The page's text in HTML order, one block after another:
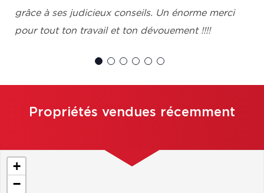
grâce à ses judicieux conseils. Un énorme merci
pour tout ton travail et ton dévouement !!!!
Propriétés vendues récemment
+
−